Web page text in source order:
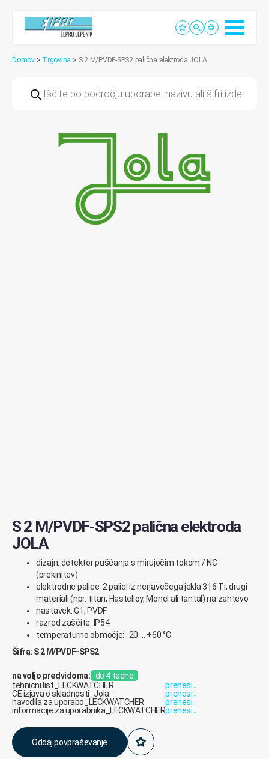
Domov > Trgovina > S 2 M/PVDF-SPS2 palična elektroda JOLA
search
S 2 M/PVDF-SPS2 palična elektroda
JOLA
dizajn: detektor puščanja s mirujočim tokom / NC
(prekinitev)
elektrodne palice: 2 palici iz nerjavečega jekla 316 Ti; drugi
materiali (npr. titan, Hastelloy, Monel ali tantal) na zahtevo
nastavek: G1, PVDF
razred zaščite: IP54
temperaturno območje: -20 … +60 °C
Šifra: S 2 M/PVDF-SPS2
na voljo predvidoma: do 4 tedne
tehnicni list_LECKWATCHER
prenesi↓
CE izjava o skladnosti_Jola
prenesi↓
navodila za uporabo_LECKWATCHER
prenesi↓
informacije za uporabnika_LECKWATCHERprenesi↓
Oddaj povpraševanje